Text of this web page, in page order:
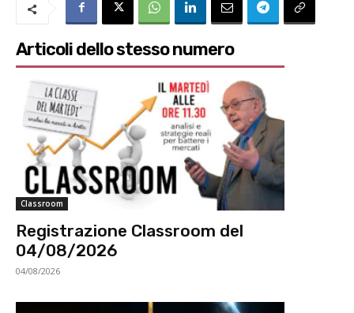
Articoli dello stesso numero
Classroom
Registrazione Classroom del
04/08/2026
04/08/2026